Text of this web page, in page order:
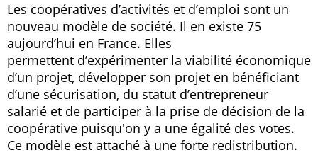
Les coopératives d’activités et d’emploi sont un
nouveau modèle de société. Il en existe 75
aujourd’hui en France. Elles
permettent d’expérimenter la viabilité économique
d’un projet, développer son projet en bénéficiant
d’une sécurisation, du statut d’entrepreneur
salarié et de participer à la prise de décision de la
coopérative puisqu'on y a une égalité des votes.
Ce modèle est attaché à une forte redistribution.